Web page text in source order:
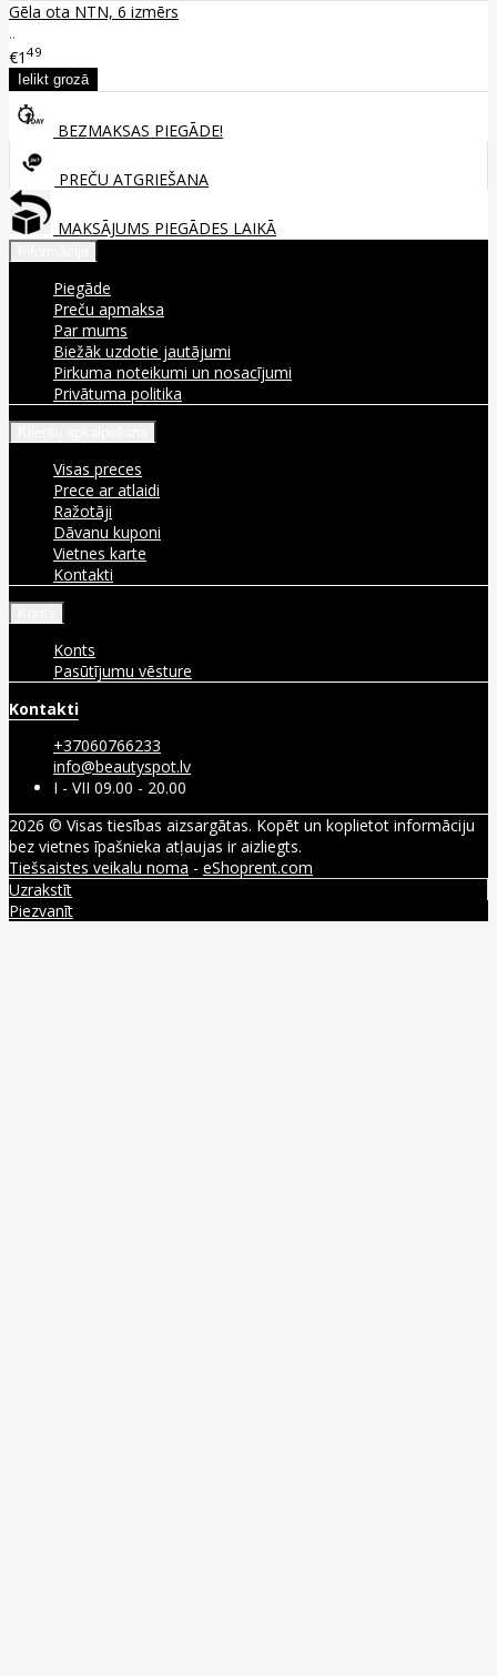
Gēla ota NTN, 6 izmērs
..
€1 49
BEZMAKSAS PIEGĀDE!
PREČU ATGRIEŠANA
MAKSĀJUMS PIEGĀDES LAIKĀ
Piegāde
Preču apmaksa
Par mums
Biežāk uzdotie jautājumi
Pirkuma noteikumi un nosacījumi
Privātuma politika
Visas preces
Prece ar atlaidi
Ražotāji
Dāvanu kuponi
Vietnes karte
Kontakti
Konts
Pasūtījumu vēsture
Kontakti
+37060766233
info@beautyspot.lv
I - VII 09.00 - 20.00
2026 © Visas tiesības aizsargātas. Kopēt un koplietot informāciju
bez vietnes īpašnieka atļaujas ir aizliegts.
Tiešsaistes veikalu noma - eShoprent.com
Uzrakstīt
Piezvanīt